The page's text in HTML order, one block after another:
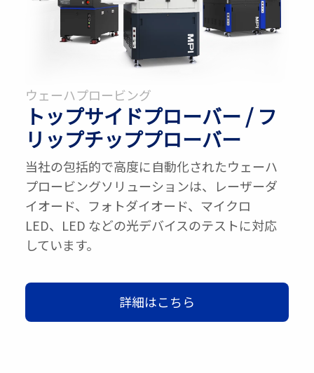
ウェーハプロービング
トップサイドプローバー / フ
リップチッププローバー
当社の包括的で高度に自動化されたウェーハ
プロービングソリューションは、レーザーダ
イオード、フォトダイオード、マイクロ
LED、LED などの光デバイスのテストに対応
しています。
詳細はこちら